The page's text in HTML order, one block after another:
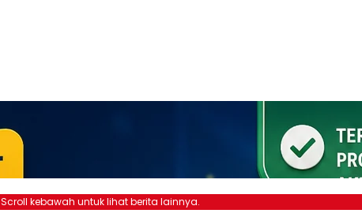
Scroll kebawah untuk lihat berita lainnya.